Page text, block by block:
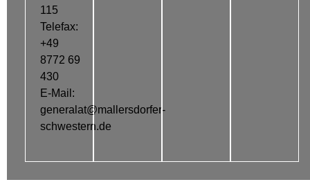
115
Telefax:
+49
8772 69
430
E-Mail:
generalat@mallersdorfer-
schwestern.de